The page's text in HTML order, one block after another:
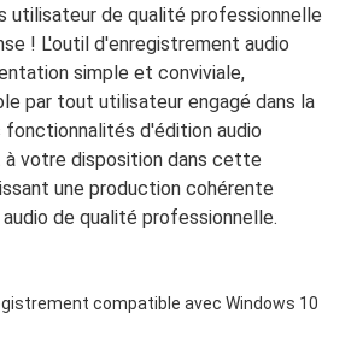
utilisateur de qualité professionnelle
! L'outil d'enregistrement audio
simple et conviviale,
par tout utilisateur engagé dans la
fonctionnalités d'édition audio
à votre disposition dans cette
une production cohérente
de qualité professionnelle.
compatible avec Windows 10